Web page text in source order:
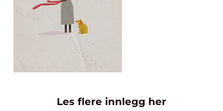
Les flere innlegg her